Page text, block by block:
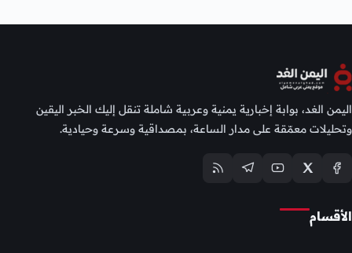
اليمن الغد، بوابة إخبارية يمنية وعربية شاملة تنقل إليك الخبر اليقين
وتحليلات معمّقة على مدار الساعة، بمصداقية وسرعة وحيادية.
الأقسام